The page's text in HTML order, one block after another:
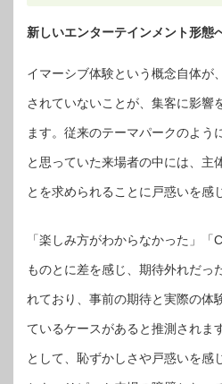
新しいエンターテインメント形態
イマーシブ体験という概念自体が
されていないことが、集客に影響
ます。従来のテーマパークのよう
と思っていた来場者の中には、主
とを求められることに戸惑いを感
「楽しみ方がわからなかった」
ものとに差を感じ、期待外れだっ
れており、事前の期待と実際の体
ているケースがあると推測されま
として、恥ずかしさや戸惑いを感